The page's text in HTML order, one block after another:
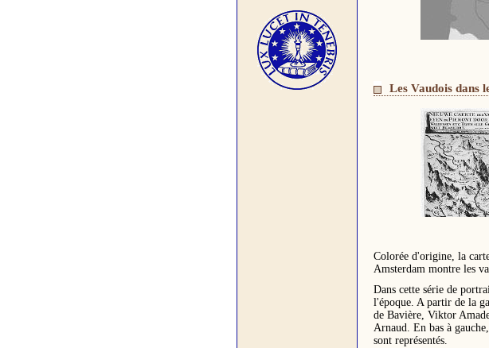
Les Vaudois dans
Colorée d'origine, la
Amsterdam montre les
Dans cette série de
l'époque. A partir de la
de Bavière, Viktor
Arnaud. En bas à
sont représentés.